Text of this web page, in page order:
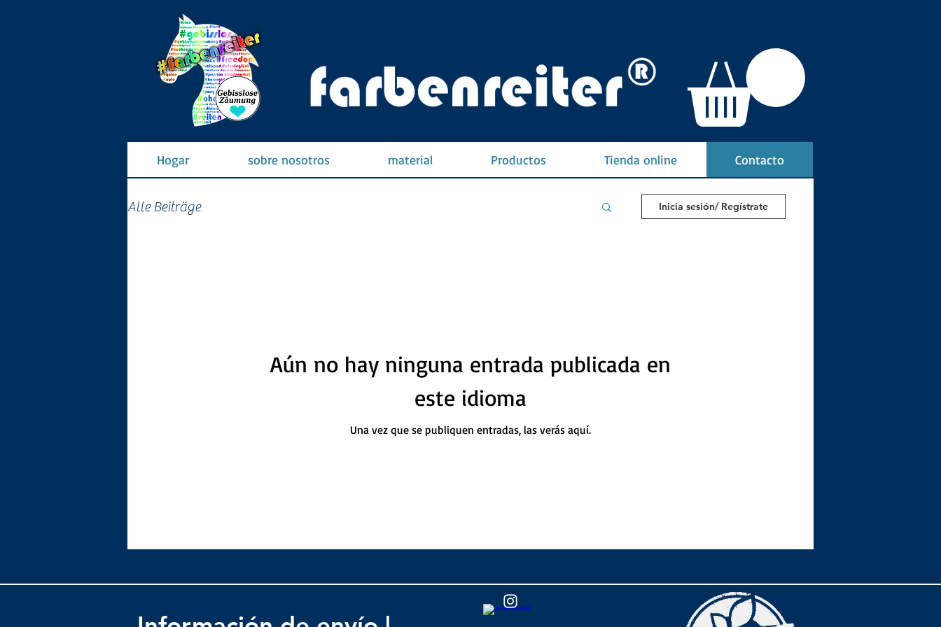
Hogar sobre nosotros material Productos Tienda online Contacto
Alle Beiträge Inicia sesión/ Regístrate
Aún no hay ninguna entrada publicada en
este idioma
Una vez que se publiquen entradas, las verás aquí.